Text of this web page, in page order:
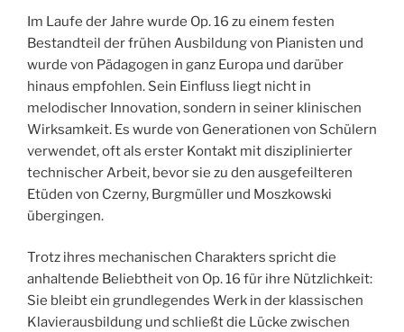
Im Laufe der Jahre wurde Op. 16 zu einem festen
Bestandteil der frühen Ausbildung von Pianisten und
wurde von Pädagogen in ganz Europa und darüber
hinaus empfohlen. Sein Einfluss liegt nicht in
melodischer Innovation, sondern in seiner klinischen
Wirksamkeit. Es wurde von Generationen von Schülern
verwendet, oft als erster Kontakt mit disziplinierter
technischer Arbeit, bevor sie zu den ausgefeilteren
Etüden von Czerny, Burgmüller und Moszkowski
übergingen.
Trotz ihres mechanischen Charakters spricht die
anhaltende Beliebtheit von Op. 16 für ihre Nützlichkeit:
Sie bleibt ein grundlegendes Werk in der klassischen
Klavierausbildung und schließt die Lücke zwischen